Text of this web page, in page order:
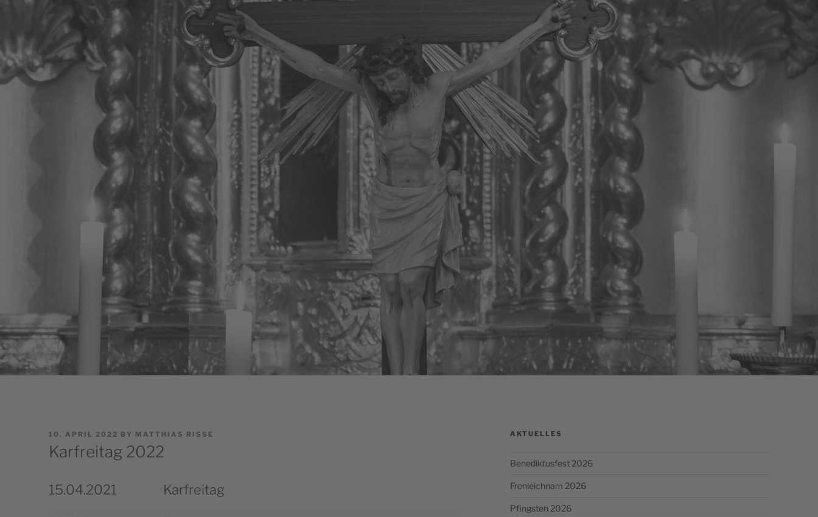
POSTED
10. APRIL 2022 BY MATTHIAS RISSE
Karfreitag 2022
15.04.2021 Karfreitag
AKTUELLES
Benediktusfest 2026
Fronleichnam 2026
Pfingsten 2026